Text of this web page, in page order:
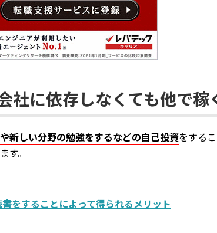
社に依存しなくても他で稼
新しい分野の勉強をするなどの自己投資をする
す。
をすることによって得られるメリット